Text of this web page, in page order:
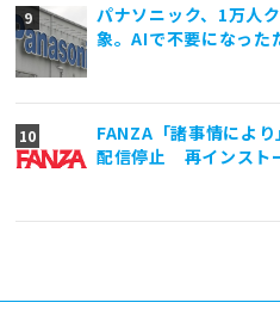
パナソニック、1万人
象。AIで不要になった
FANZA「諸事情によ
配信停止 再インスト